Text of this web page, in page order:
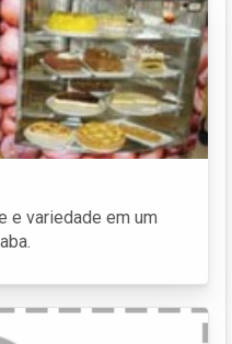
e variedade em um